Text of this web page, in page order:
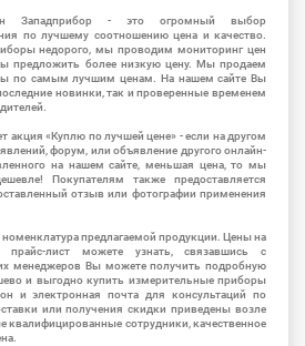
Западприбор - это огромный выбор
по лучшему соотношению цена и качество.
недорого, мы проводим мониторинг цен
предложить более низкую цену. Мы продаем
по самым лучшим ценам. На нашем сайте Вы
новинки, так и проверенные временем
акция «Куплю по лучшей цене» - если на другом
форум, или объявление другого онлайн-
на нашем сайте, меньшая цена, то мы
Покупателям также предоставляется
отзыв или фотографии применения
номенклатура предлагаемой продукции. Цены на
лист можете узнать, связавшись с
менеджеров Вы можете получить подробную
и выгодно купить измерительные приборы
и электронная почта для консультаций по
или получения скидки приведены возле
квалифицированные сотрудники, качественное